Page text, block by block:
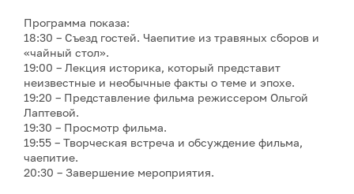
Программа показа:
18:30 – Съезд гостей. Чаепитие из травяных сборов и
«чайный стол».
19:00 – Лекция историка, который представит
неизвестные и необычные факты о теме и эпохе.
19:20 – Представление фильма режиссером Ольгой
Лаптевой.
19:30 – Просмотр фильма.
19:55 – Творческая встреча и обсуждение фильма,
чаепитие.
20:30 – Завершение мероприятия.